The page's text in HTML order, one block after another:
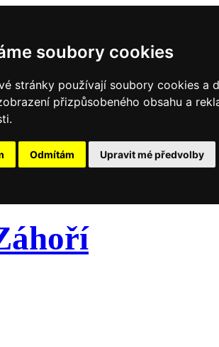
soubory cookies
stránky používají soubory cookies a
přizpůsobeného obsahu a
Odmítám Upravit mé předvolby